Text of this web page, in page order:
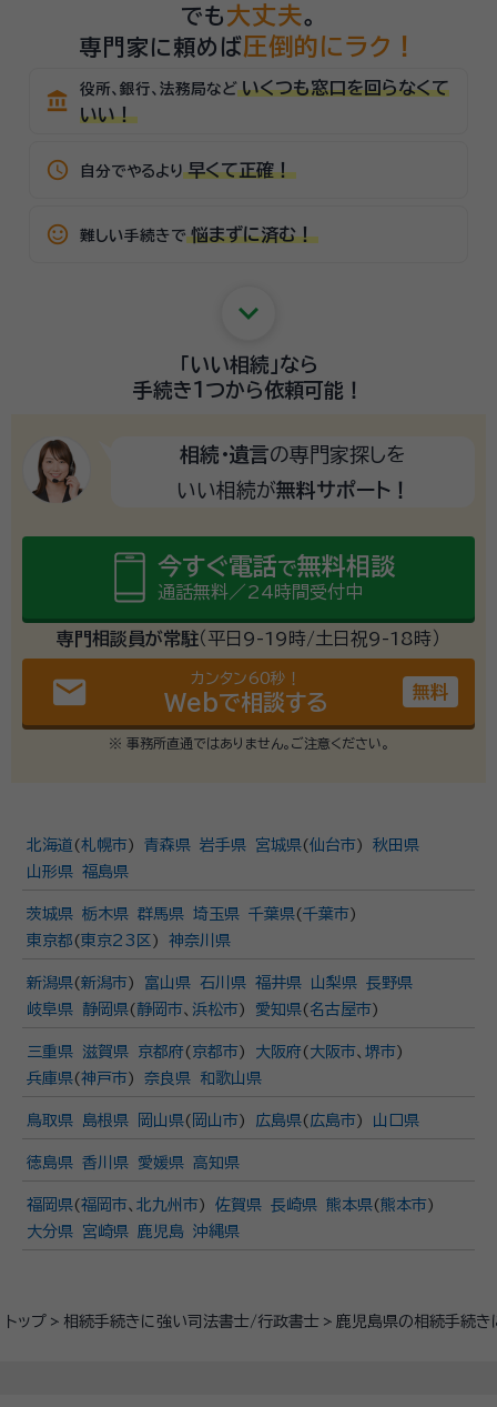
トップ 相続手続きに強い司法書士/行政書士 鹿児島県の相続手続
でも 大丈夫。
専門家に頼めば圧倒的にラク！
account_balance 役所、銀行、法務局など いくつも窓口を回らなくて
いい！
schedule 自分でやるより 早くて正確！
sentiment_satisfied_alt 難しい手続きで 悩まずに済む！
keyboard_arrow_down
「いい相続」なら
手続き1つから依頼可能！
相続・遺言の専門家探しを
いい相続が無料サポート！
今すぐ電話で無料相談
通話無料／24時間受付中
専門相談員が常駐（平日9-19時/土日祝9-18時）
email カンタン60秒！
Webで相談する 無料
※ 事務所直通ではありません。ご注意ください。
北海道 (札幌市) 青森県 岩手県 宮城県(仙台市)
秋田県
山形県 福島県
茨城県 栃木県 群馬県 埼玉県 千葉県(千葉市)
東京都 ( 東京23区 ) 神奈川県
新潟県(新潟市) 富山県 石川県 福井県 山梨県 長野県
岐阜県
静岡県( 静岡市、 浜松市) 愛知県( 名古屋市)
三重県 滋賀県 京都府( 京都市) 大阪府( 大阪市、 堺市)
兵庫県(神戸市) 奈良県 和歌山県
鳥取県 島根県 岡山県( 岡山市) 広島県( 広島市) 山口県
徳島県 香川県 愛媛県 高知県
福岡県(福岡市、 北九州市) 佐賀県 長崎県 熊本県(熊本市)
大分県
宮崎県 鹿児島 沖縄県